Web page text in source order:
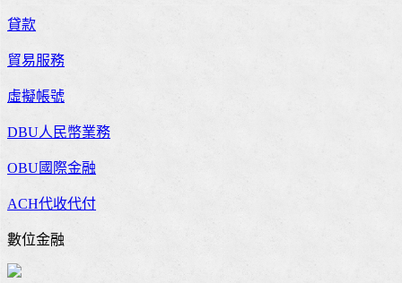
貸款
貿易服務
虛擬帳號
DBU人民幣業務
OBU國際金融
ACH代收代付
數位金融